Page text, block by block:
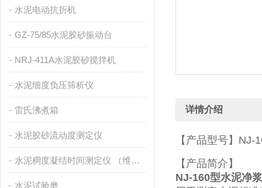
水泥电动抗折机
GZ-75/85水泥胶砂振动台
NRJ-411A水泥胶砂搅拌机
水泥细度负压筛析仪
雷氏沸煮箱
水泥胶砂流动度测定仪
水泥稠度凝结时间测定仪 （维卡仪）
水泥试验磨
详情介绍
【产品型号】
【产品简介】
NJ-160型水泥净